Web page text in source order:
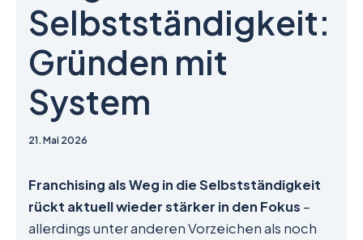
Selbstständigkeit:
Gründen mit
System
21. Mai 2026
Franchising als Weg in die Selbstständigkeit
rückt aktuell wieder stärker in den Fokus –
allerdings unter anderen Vorzeichen als noch